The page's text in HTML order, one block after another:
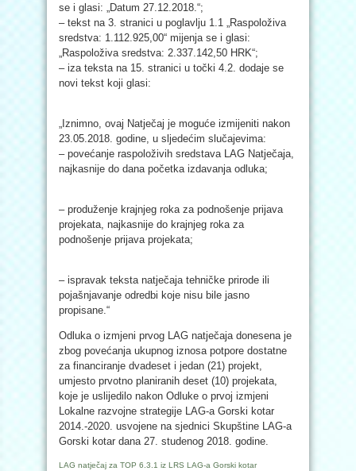
se i glasi: „Datum 27.12.2018.“;
– tekst na 3. stranici u poglavlju 1.1 „Raspoloživa
sredstva: 1.112.925,00“ mijenja se i glasi:
„Raspoloživa sredstva: 2.337.142,50 HRK“;
– iza teksta na 15. stranici u točki 4.2. dodaje se
novi tekst koji glasi:
„Iznimno, ovaj Natječaj je moguće izmijeniti nakon
23.05.2018. godine, u sljedećim slučajevima:
– povećanje raspoloživih sredstava LAG Natječaja,
najkasnije do dana početka izdavanja odluka;
– produženje krajnjeg roka za podnošenje prijava
projekata, najkasnije do krajnjeg roka za
podnošenje prijava projekata;
– ispravak teksta natječaja tehničke prirode ili
pojašnjavanje odredbi koje nisu bile jasno
propisane.“
Odluka o izmjeni prvog LAG natječaja donesena je
zbog povećanja ukupnog iznosa potpore dostatne
za financiranje dvadeset i jedan (21) projekt,
umjesto prvotno planiranih deset (10) projekata,
koje je uslijedilo nakon Odluke o prvoj izmjeni
Lokalne razvojne strategije LAG-a Gorski kotar
2014.-2020. usvojene na sjednici Skupštine LAG-a
Gorski kotar dana 27. studenog 2018. godine.
LAG natječaj za TOP 6.3.1 iz LRS LAG-a Gorski kotar